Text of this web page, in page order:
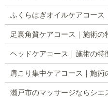
ふくらはぎオイルケアコース
足裏角質ケアコース｜施術の
ヘッドケアコース｜施術の特
肩こり集中ケアコース｜施術
瀬戸市のマッサージならシエ